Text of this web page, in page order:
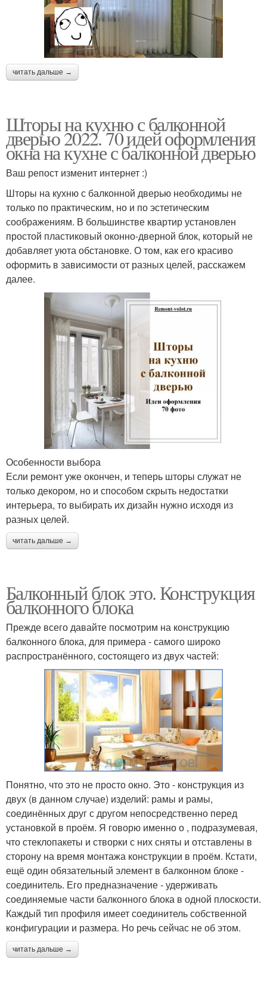
читать дальше →
Шторы на кухню с балконной
дверью 2022. 70 идей оформления
окна на кухне с балконной дверью
Ваш репост изменит интернет :)
Шторы на кухню с балконной дверью необходимы не
только по практическим, но и по эстетическим
соображениям. В большинстве квартир установлен
простой пластиковый оконно-дверной блок, который не
добавляет уюта обстановке. О том, как его красиво
оформить в зависимости от разных целей, расскажем
далее.
Особенности выбора
Если ремонт уже окончен, и теперь шторы служат не
только декором, но и способом скрыть недостатки
интерьера, то выбирать их дизайн нужно исходя из
разных целей.
читать дальше →
Балконный блок это. Конструкция
балконного блока
Прежде всего давайте посмотрим на конструкцию
балконного блока, для примера - самого широко
распространённого, состоящего из двух частей:
Понятно, что это не просто окно. Это - конструкция из
двух (в данном случае) изделий: рамы и рамы,
соединённых друг с другом непосредственно перед
установкой в проём. Я говорю именно о , подразумевая,
что стеклопакеты и створки с них сняты и отставлены в
сторону на время монтажа конструкции в проём. Кстати,
ещё один обязательный элемент в балконном блоке -
соединитель. Его предназначение - удерживать
соединяемые части балконного блока в одной плоскости.
Каждый тип профиля имеет соединитель собственной
конфигурации и размера. Но речь сейчас не об этом.
читать дальше →